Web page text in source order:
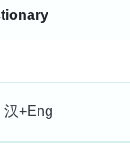
汉+Eng